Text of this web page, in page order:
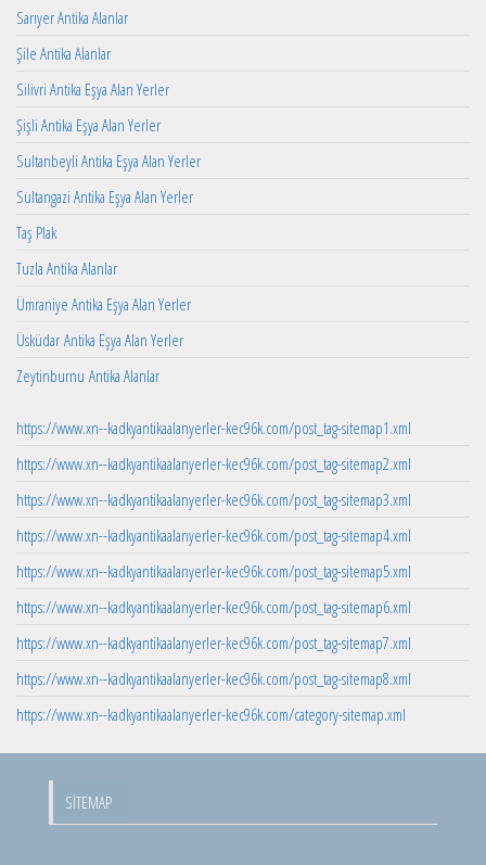
Sarıyer Antika Alanlar
Şile Antika Alanlar
Silivri Antika Eşya Alan Yerler
Şişli Antika Eşya Alan Yerler
Sultanbeyli Antika Eşya Alan Yerler
Sultangazi Antika Eşya Alan Yerler
Taş Plak
Tuzla Antika Alanlar
Ümraniye Antika Eşya Alan Yerler
Üsküdar Antika Eşya Alan Yerler
Zeytinburnu Antika Alanlar
https://www.xn--kadkyantikaalanyerler-kec96k.com/post_tag-sitemap1.xml
https://www.xn--kadkyantikaalanyerler-kec96k.com/post_tag-sitemap2.xml
https://www.xn--kadkyantikaalanyerler-kec96k.com/post_tag-sitemap3.xml
https://www.xn--kadkyantikaalanyerler-kec96k.com/post_tag-sitemap4.xml
https://www.xn--kadkyantikaalanyerler-kec96k.com/post_tag-sitemap5.xml
https://www.xn--kadkyantikaalanyerler-kec96k.com/post_tag-sitemap6.xml
https://www.xn--kadkyantikaalanyerler-kec96k.com/post_tag-sitemap7.xml
https://www.xn--kadkyantikaalanyerler-kec96k.com/post_tag-sitemap8.xml
https://www.xn--kadkyantikaalanyerler-kec96k.com/category-sitemap.xml
SITEMAP